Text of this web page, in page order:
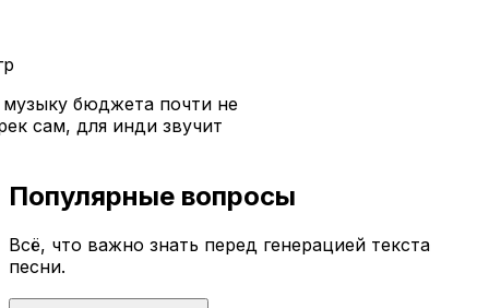
бюджета почти не
сам, для инди звучит
Популярные вопросы
Всё, что важно знать перед генерацией текста
песни.